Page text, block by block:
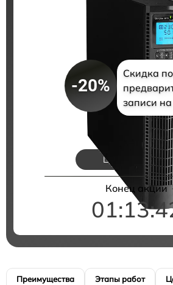
-20%
Скидка по
записи на
Цены на ремонт
Конец акции
Преимущества Этапы работ